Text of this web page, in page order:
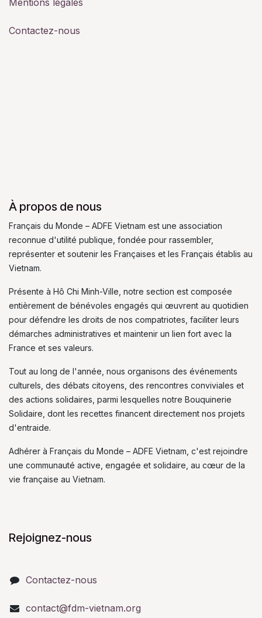
Mentions légales
Contactez-nous
À propos de nous
Français du Monde – ADFE Vietnam est une association
reconnue d'utilité publique, fondée pour rassembler,
représenter et soutenir les Françaises et les Français établis au
Vietnam.
Présente à Hô Chi Minh-Ville, notre section est composée
entièrement de bénévoles engagés qui œuvrent au quotidien
pour défendre les droits de nos compatriotes, faciliter leurs
démarches administratives et maintenir un lien fort avec la
France et ses valeurs.
Tout au long de l'année, nous organisons des événements
culturels, des débats citoyens, des rencontres conviviales et
des actions solidaires, parmi lesquelles notre Bouquinerie
Solidaire, dont les recettes financent directement nos projets
d'entraide.
Adhérer à Français du Monde – ADFE Vietnam, c'est rejoindre
une communauté active, engagée et solidaire, au cœur de la
vie française au Vietnam.
Rejoignez-nous
Contactez-nous
contact@fdm-vietnam.org